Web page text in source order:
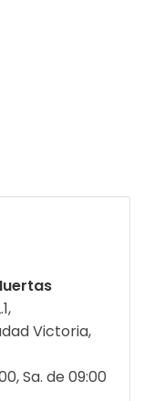
Victoria,
Sa. de 09:00